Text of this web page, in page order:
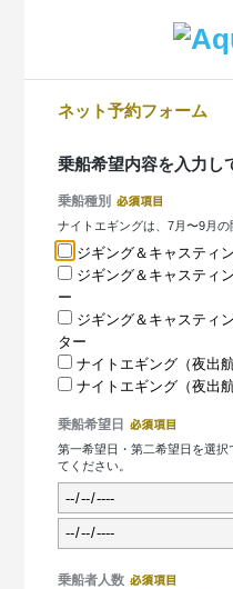
ネット予約フォーム
乗船希望内容を入力し
乗船種別
ナイトエギングは、7月〜9月
ジギング＆キャスティ
ジギング＆キャスティ
ー
ジギング＆キャスティ
ター
ナイトエギング（夜出
ナイトエギング（夜出
乗船希望日
第一希望日・第二希望日を選
てください。
乗船者人数